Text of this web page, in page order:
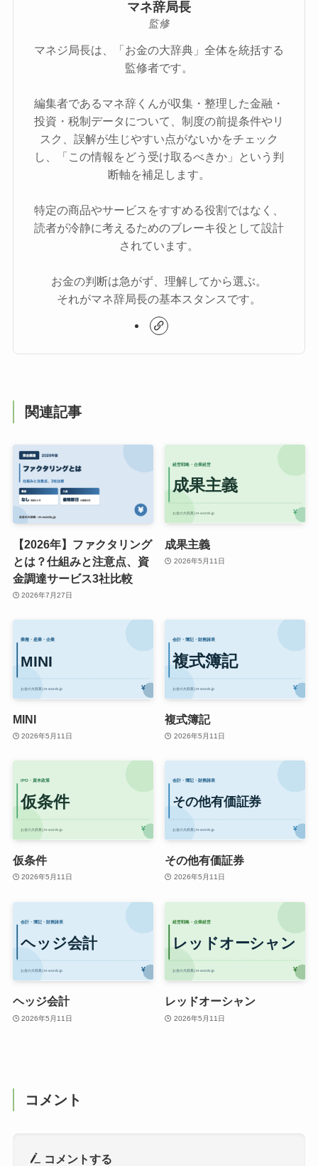
マネ辞局長
監修
マネジ局長は、「お金の大辞典」全体を統括する
監修者です。
編集者であるマネ辞くんが収集・整理した金融・
投資・税制データについて、制度の前提条件やリ
スク、誤解が生じやすい点がないかをチェック
し、「この情報をどう受け取るべきか」という判
断軸を補足します。
特定の商品やサービスをすすめる役割ではなく、
読者が冷静に考えるためのブレーキ役として設計
されています。
お金の判断は急がず、理解してから選ぶ。
それがマネ辞局長の基本スタンスです。
関連記事
【2026年】ファクタリング
とは？仕組みと注意点、資
金調達サービス3社比較
2026年7月27日
成果主義
2026年5月11日
MINI
2026年5月11日
複式簿記
2026年5月11日
仮条件
2026年5月11日
その他有価証券
2026年5月11日
ヘッジ会計
2026年5月11日
レッドオーシャン
2026年5月11日
コメント
コメントする